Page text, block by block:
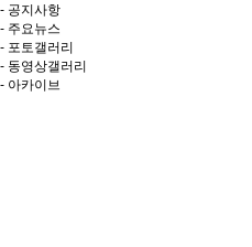
- 공지사항
- 주요뉴스
- 포토갤러리
- 동영상갤러리
- 아카이브